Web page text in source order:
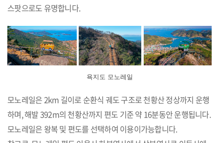
스팟으로도 유명합니다.
욕지도 모노레일
모노레일은 2km 길이로 순환식 궤도 구조로 천황산 정상까지 운행
하며, 해발 392m의 천황산까지 편도 기준 약 16분동안 운행됩니다.
모노레일은 왕복 및 편도를 선택하여 이용이가능합니다.